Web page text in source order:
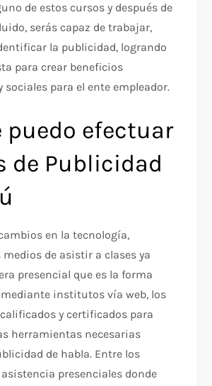
de estos cursos y después de
serás capaz de trabajar,
la publicidad, logrando
para crear beneficios
sociales para el ente empleador.
puedo efectuar
de Publicidad
en la tecnología,
medios de asistir a clases ya
presencial que es la forma
institutos vía web, los
y certificados para
herramientas necesarias
de habla. Entre los
presenciales donde